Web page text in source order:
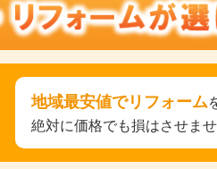
地域最安値でリフォーム
絶対に価格でも損はさせませ